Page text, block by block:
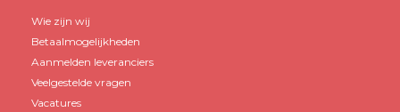
Wie zijn wij
Betaalmogelijkheden
Aanmelden leveranciers
Veelgestelde vragen
Vacatures